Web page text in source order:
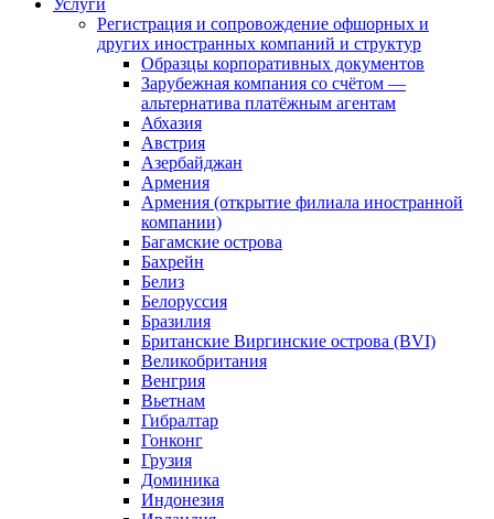
Услуги
Регистрация и сопровождение офшорных и
других иностранных компаний и структур
Образцы корпоративных документов
Зарубежная компания со счётом —
альтернатива платёжным агентам
Абхазия
Австрия
Азербайджан
Армения
Армения (открытие филиала иностранной
компании)
Багамские острова
Бахрейн
Белиз
Белоруссия
Бразилия
Британские Виргинские острова (BVI)
Великобритания
Венгрия
Вьетнам
Гибралтар
Гонконг
Грузия
Доминика
Индонезия